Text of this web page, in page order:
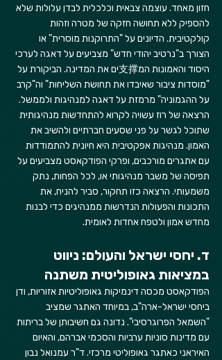
חזון מאחד. עוצמה צבאית וכלכלית לבדן עלולות שלא
להספיק ללא תחושה חזקה של מטרה וזהות
קולקטיבית. הדיונים על "התרוקנות מוסרית" או
הצורך ב"נרטיב יהודי חדש" מצביעים על דאגה לערכי
היסוד והאמונות המ支撑ים את המדינה. הביקורת על
"מוסדות ציבור שאיבדו את תחושת השליחות" וה"קרב
על ההגמוניה" מרמזת על דאגה למנהיגות ולממשל.
הרצאה של רוז עשויה לקרוא להתחדשות מנהיגותית
שתוכל לגשר על פני שסעים חברתיים ולהשיב את
האמון. מנהיגות אפקטיבית היא חיונית להתמודדות
עם אתגרים מורכבים, ופרקי הפודקאסט מצביעים על
תפיסה של משבר מנהיגותי או, לכל הפחות, נתק
משמעותי. הרצאה כזו תחקור, סביר להניח, את
התכונות והפעולות הנדרשות ממנהיגים כדי לבנות
מחדש אמון ולטפח אחדות לאומית.
ד. יחסי ישראל והעולם: ניווט
במציאות גאופוליטית משתנה
הפודקאסט מכסה דינמיקות גאופוליטיות אזוריות, ודן
ביחסי ישראל-ארה"ב, במיוחד האתגר שמציב
"השמאל הפרוגרסיבי". נדונה גם חשיבותן של בריתות
עם מדינות סוניות ערביות והסכמי אברהם, והאיום
האיראני כאתגר גאופוליטי מרכזי. ד"ר עמנואל נבון